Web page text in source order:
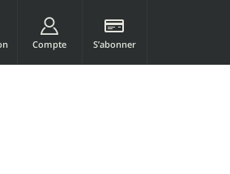
Compte S’abonner